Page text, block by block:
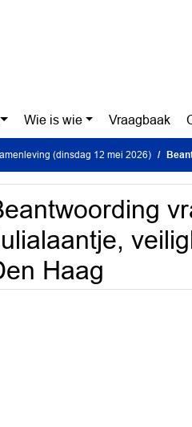
Wie is wie Vraagbaak
(dinsdag 12 mei 2026)
Haag